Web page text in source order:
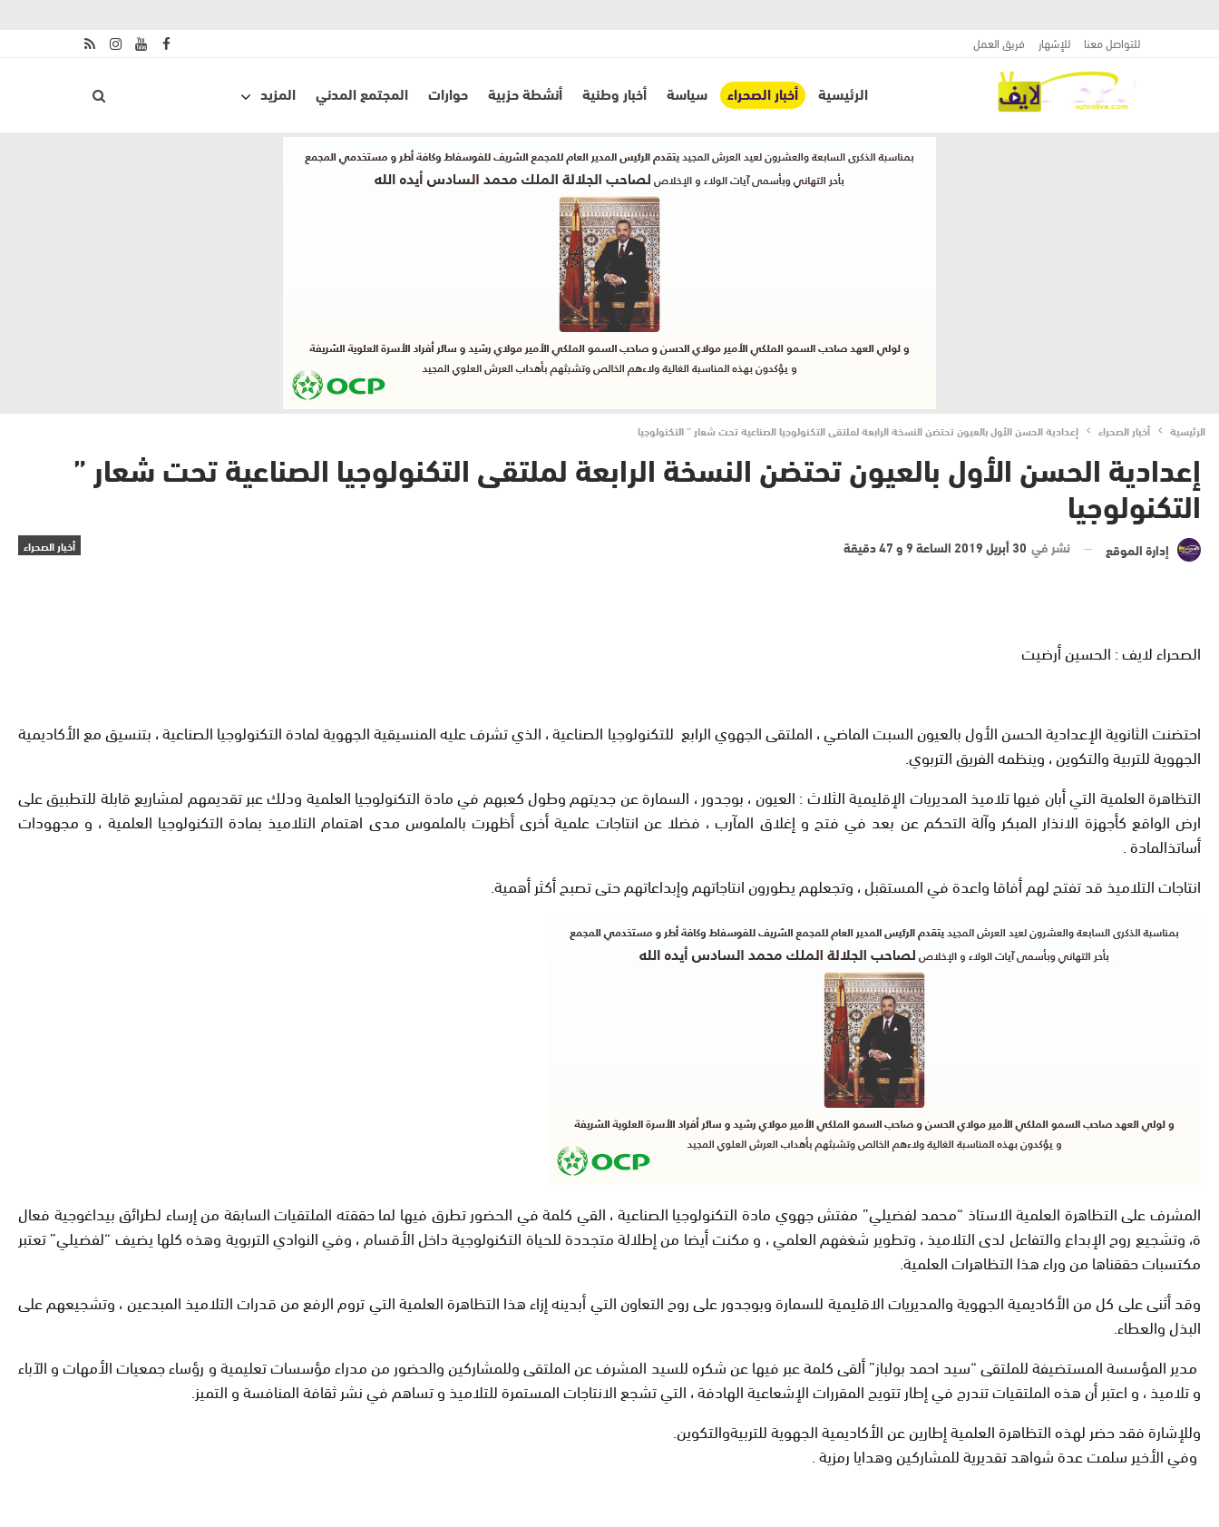
للتواصل معنا للإشهار فريق العمل
الرئيسية أخبار الصحراء سياسة أخبار وطنية أنشطة حزبية حوارات المجتمع المدني المزيد
الرئيسية أخبار الصحراء إعدادية الحسن الأول بالعيون تحتضن النسخة الرابعة لملتقى التكنولوجيا الصناعية تحت شعار ” التكنولوجيا
إعدادية الحسن الأول بالعيون تحتضن النسخة الرابعة لملتقى التكنولوجيا الصناعية تحت شعار ”
التكنولوجيا
أخبار الصحراء إدارة الموقع نشر في 30 أبريل 2019 الساعة 9 و 47 دقيقة
الصحراء لايف : الحسين أرضيت
احتضنت الثانوية الإعدادية الحسن الأول بالعيون السبت الماضي ، الملتقى الجهوي الرابع للتكنولوجيا الصناعية ، الذي تشرف عليه المنسيقية الجهوية لمادة التكنولوجيا الصناعية ، بتنسيق مع الأكاديمية
الجهوية للتربية والتكوين ، وينظمه الفريق التربوي.
التظاهرة العلمية التي أبان فيها تلاميذ المديريات الإقليمية الثلاث : العيون ، بوجدور ، السمارة عن جديتهم وطول كعبهم في مادة التكنولوجيا العلمية ودلك عبر تقديمهم لمشاريع قابلة للتطبيق على
ارض الواقع كأجهزة الانذار المبكر وآلة التحكم عن بعد في فتح و إغلاق المآرب ، فضلا عن انتاجات علمية أخرى أظهرت بالملموس مدى اهتمام التلاميذ بمادة التكنولوجيا العلمية ، و مجهودات
أساتذالمادة .
انتاجات التلاميذ قد تفتح لهم أفاقا واعدة في المستقبل ، وتجعلهم يطورون انتاجاتهم وإبداعاتهم حتى تصبح أكثر أهمية.
المشرف على التظاهرة العلمية الاستاذ “محمد لفضيلي” مفتش جهوي مادة التكنولوجيا الصناعية ، القي كلمة في الحضور تطرق فيها لما حققته الملتقيات السابقة من إرساء لطرائق بيداغوجية فعال
ة، وتشجيع روح الإبداع والتفاعل لدى التلاميذ ، وتطوير شغفهم العلمي ، و مكنت أيضا من إطلالة متجددة للحياة التكنولوجية داخل الأقسام ، وفي النوادي التربوية وهذه كلها يضيف “لفضيلي” تعتبر
مكتسبات حققناها من وراء هذا التظاهرات العلمية.
وقد أثنى على كل من الأكاديمية الجهوية والمديريات الاقليمية للسمارة وبوجدور على روح التعاون التي أبدينه إزاء هذا التظاهرة العلمية التي تروم الرفع من قدرات التلاميذ المبدعين ، وتشجيعهم على
البذل والعطاء.
مدير المؤسسة المستضيفة للملتقى “سيد احمد بولباز” ألقى كلمة عبر فيها عن شكره للسيد المشرف عن الملتقى وللمشاركين والحضور من مدراء مؤسسات تعليمية و رؤساء جمعيات الأمهات و الآباء
و تلاميذ ، و اعتبر أن هذه الملتقيات تندرج في إطار تتويج المقررات الإشعاعية الهادفة ، التي تشجع الانتاجات المستمرة للتلاميذ و تساهم في نشر ثقافة المنافسة و التميز.
وللإشارة فقد حضر لهذه التظاهرة العلمية إطارين عن الأكاديمية الجهوية للتربيةوالتكوين.
وفي الأخير سلمت عدة شواهد تقديرية للمشاركين وهدايا رمزية .